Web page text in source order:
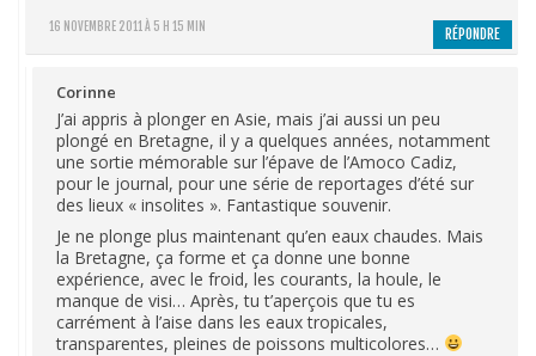
16 NOVEMBRE 2011 À 5 H 15 MIN RÉPONDRE
Corinne
J’ai appris à plonger en Asie, mais j’ai aussi un peu
plongé en Bretagne, il y a quelques années, notamment
une sortie mémorable sur l’épave de l’Amoco Cadiz,
pour le journal, pour une série de reportages d’été sur
des lieux « insolites ». Fantastique souvenir.
Je ne plonge plus maintenant qu’en eaux chaudes. Mais
la Bretagne, ça forme et ça donne une bonne
expérience, avec le froid, les courants, la houle, le
manque de visi… Après, tu t’aperçois que tu es
carrément à l’aise dans les eaux tropicales,
transparentes, pleines de poissons multicolores…